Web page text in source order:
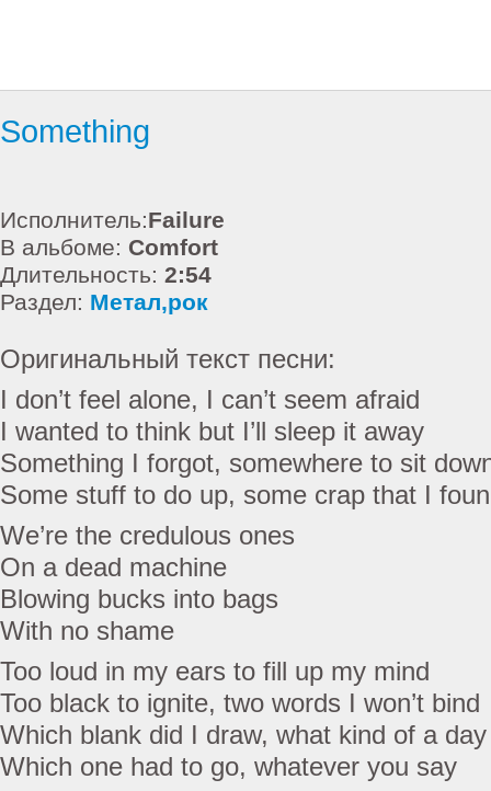
Something
Исполнитель:Failure
В альбоме: Comfort
Длительность: 2:54
Раздел: Метал,рок
Оригинальный текст песни:
I don’t feel alone, I can’t seem afraid
I wanted to think but I’ll sleep it away
Something I forgot, somewhere to sit
Some stuff to do up, some crap that I
We’re the credulous ones
On a dead machine
Blowing bucks into bags
With no shame
Too loud in my ears to fill up my mind
Too black to ignite, two words I won’t bind
Which blank did I draw, what kind of a day
Which one had to go, whatever you say